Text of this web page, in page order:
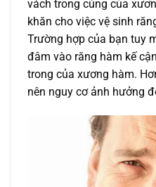
vách trong cùng của
khăn cho việc vệ sinh
Trường hợp của bạn tuy
đâm vào răng hàm kế
trong của xương hàm.
nên nguy cơ ảnh hưởng